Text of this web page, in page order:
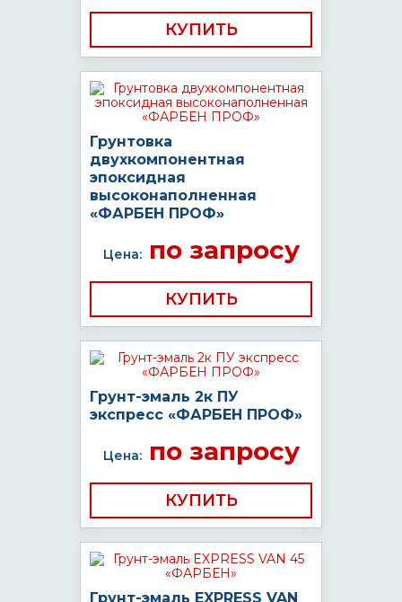
КУПИТЬ
Грунтовка
двухкомпонентная
эпоксидная
высоконаполненная
«ФАРБЕН ПРОФ»
Цена:по запросу
КУПИТЬ
Грунт-эмаль 2к ПУ
экспресс «ФАРБЕН ПРОФ»
Цена:по запросу
КУПИТЬ
Грунт-эмаль EXPRESS VAN